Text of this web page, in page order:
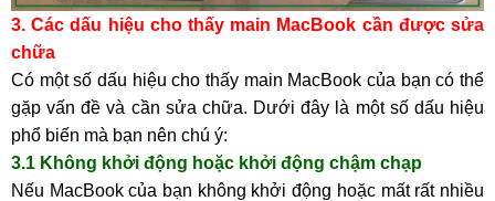
3. Các dấu hiệu cho thấy main MacBook cần được sửa
chữa
Có một số dấu hiệu cho thấy main MacBook của bạn có thể
gặp vấn đề và cần sửa chữa. Dưới đây là một số dấu hiệu
phổ biến mà bạn nên chú ý:
3.1 Không khởi động hoặc khởi động chậm chạp
Nếu MacBook của bạn không khởi động hoặc mất rất nhiều